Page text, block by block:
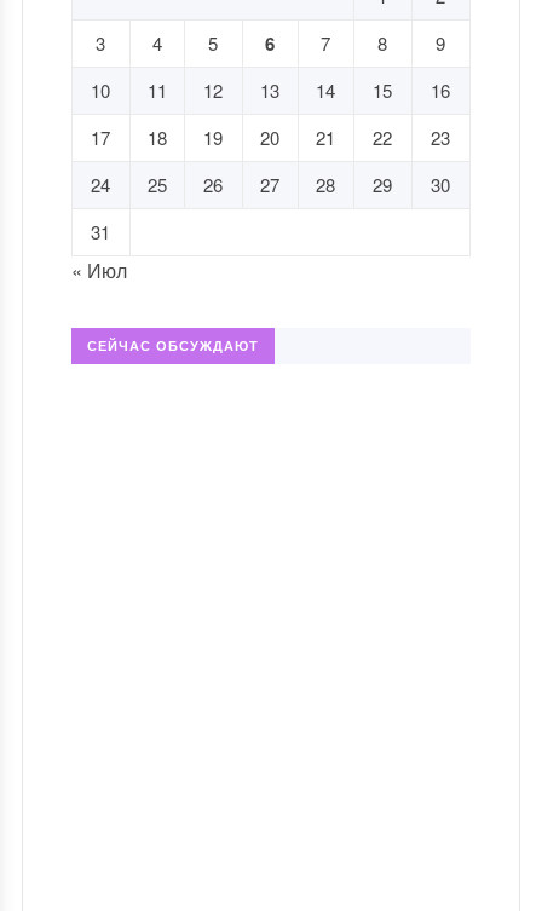
3
4 5 6 7 8
9
10
11 12 13 14 15
16
17
18 19 20 21 22
23
24
25 26 27 28 29
30
31
« Июл
СЕЙЧАС ОБСУЖДАЮТ